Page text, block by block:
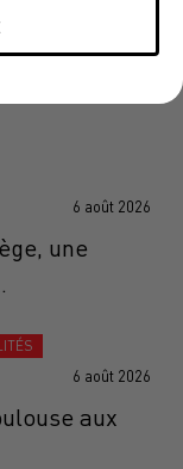
6 août 2026
une
6 août 2026
aux